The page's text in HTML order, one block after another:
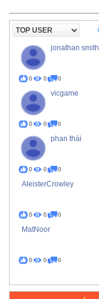
jonathan smith
0 0 0
vicgame
0 0 0
phan thái
0 0 0
AleisterCrowley
0 0 0
MatNoor
0 0 0